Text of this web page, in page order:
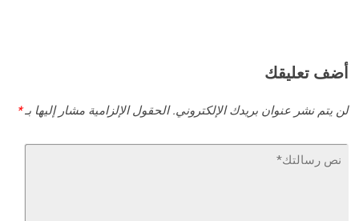
أضف تعليقك
لن يتم نشر عنوان بريدك الإلكتروني. الحقول الإلزامية مشار إليها بـ*